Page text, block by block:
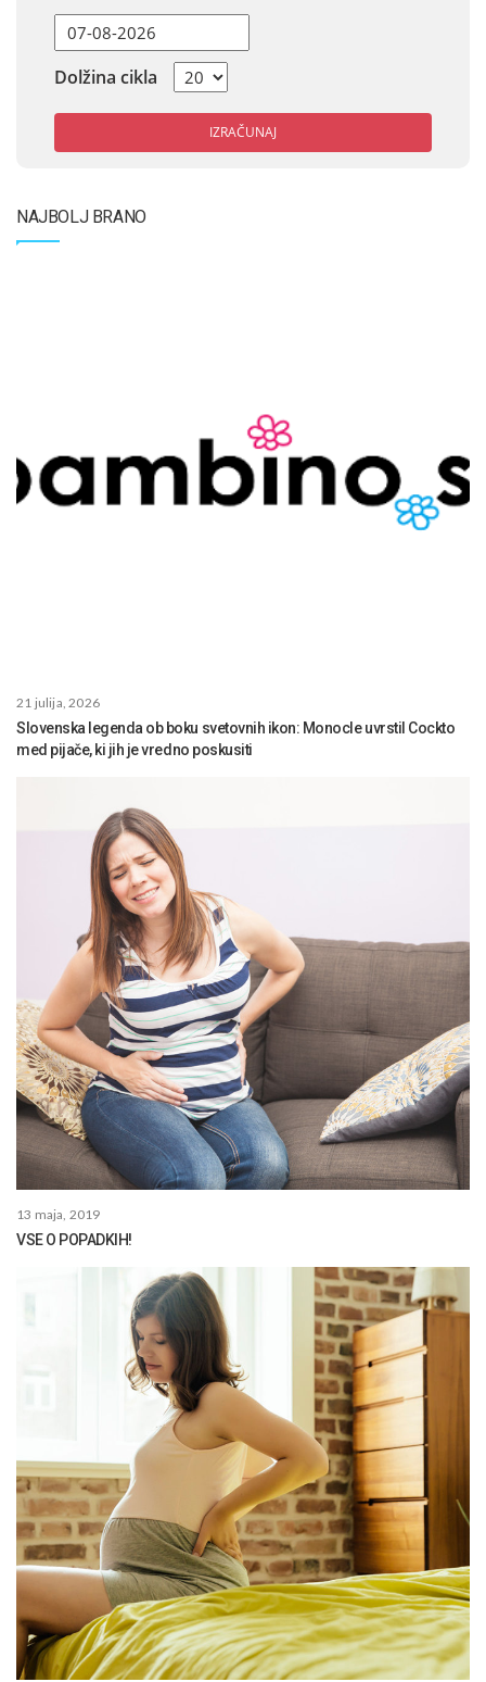
Dolžina cikla
IZRAČUNAJ
NAJBOLJ BRANO
21 julija, 2026
Slovenska legenda ob boku svetovnih ikon: Monocle uvrstil Cockto
med pijače, ki jih je vredno poskusiti
13 maja, 2019
VSE O POPADKIH!